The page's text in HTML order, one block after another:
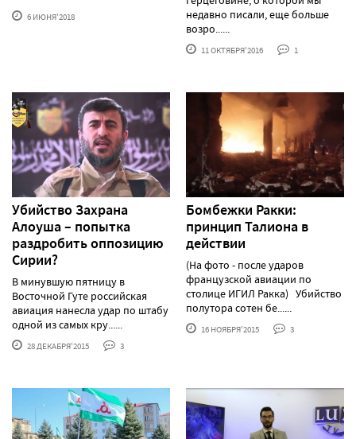
6 ИЮНЯ'2018
недавно писали, еще больше
возро......
11 ОКТЯБРЯ'2016 1
Убийство Захрана
Алоуша – попытка
раздробить оппозицию
Сирии?
В минувшую пятницу в
Восточной Гуте российская
авиация нанесла удар по штабу
одной из самых кру......
28 ДЕКАБРЯ'2015 3
Бомбежки Ракки:
принцип Талиона в
действии
(На фото - после ударов
французской авиации по
столице ИГИЛ Ракка) Убийство
полутора сотен бе......
16 НОЯБРЯ'2015 3